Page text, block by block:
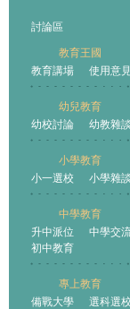
討論區
教育王國
教育講場
使用意
幼兒教育
幼校討論
幼教雜談
小學教育
小一選校
小學雜談
中學教育
升中派位
中學交
初中教育
專上教育
備戰大學
選科選